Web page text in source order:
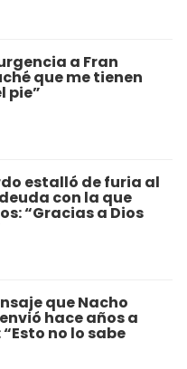
a Fran
que me tienen
pie”
estalló de furia al
con la que
“Gracias a Dios
que Nacho
hace años a
no lo sabe